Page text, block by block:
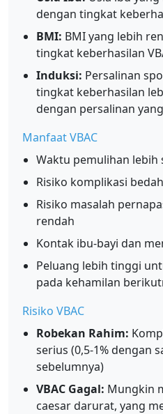
dengan tingkat
BMI: BMI yang lebih
tingkat keberhasilan
Induksi: Persalinan
tingkat keberhasilan
dengan persalinan
Manfaat VBAC
Waktu pemulihan lebih
Risiko komplikasi
Risiko masalah
rendah
Kontak ibu-bayi dan
Peluang lebih tinggi
pada kehamilan
Risiko VBAC
Robekan Rahim:
serius (0,5-1% dengan
sebelumnya)
VBAC Gagal: Mungkin
caesar darurat, yang